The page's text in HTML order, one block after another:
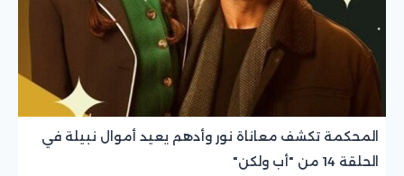
المحكمة تكشف معاناة نور وأدهم يعيد أموال نبيلة في
الحلقة 14 من "أب ولكن"